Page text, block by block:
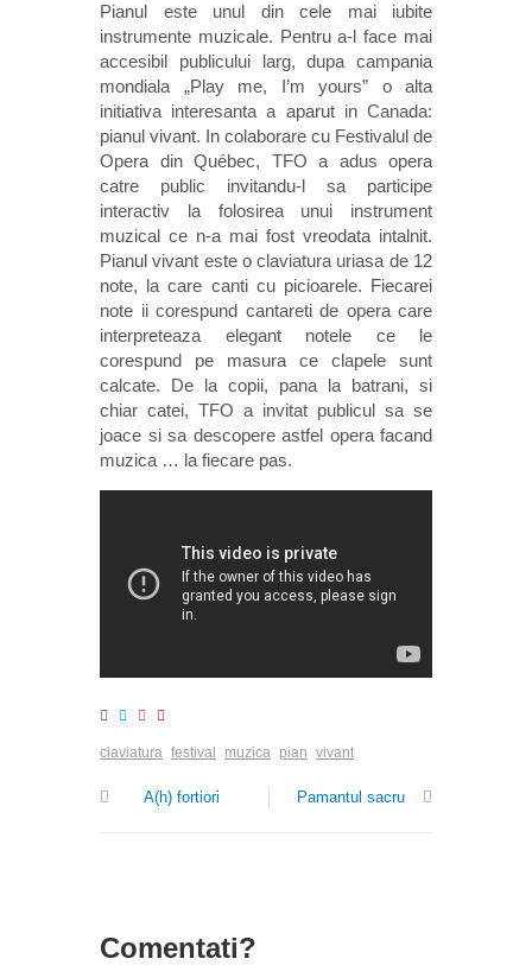
Pianul este unul din cele mai iubite
instrumente muzicale. Pentru a-l face mai
accesibil publicului larg, dupa campania
mondiala „Play me, I’m yours” o alta
initiativa interesanta a aparut in Canada:
pianul vivant. In colaborare cu Festivalul de
Opera din Québec, TFO a adus opera
catre public invitandu-l sa participe
interactiv la folosirea unui instrument
muzical ce n-a mai fost vreodata intalnit.
Pianul vivant este o claviatura uriasa de 12
note, la care canti cu picioarele. Fiecarei
note ii corespund cantareti de opera care
interpreteaza elegant notele ce le
corespund pe masura ce clapele sunt
calcate. De la copii, pana la batrani, si
chiar catei, TFO a invitat publicul sa se
joace si sa descopere astfel opera facand
muzica … la fiecare pas.
claviatura festival muzica pian vivant
A(h) fortiori Pamantul sacru
Comentati?